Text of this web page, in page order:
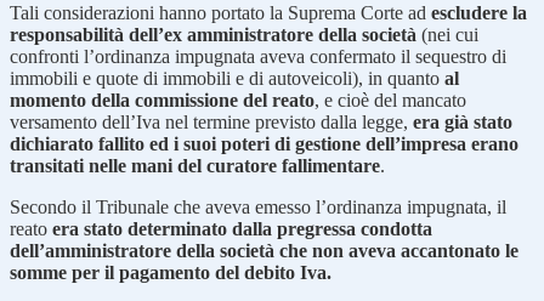
Tali considerazioni hanno portato la Suprema Corte ad escludere la
responsabilità dell’ex amministratore della società (nei cui
confronti l’ordinanza impugnata aveva confermato il sequestro di
immobili e quote di immobili e di autoveicoli), in quanto al
momento della commissione del reato, e cioè del mancato
versamento dell’Iva nel termine previsto dalla legge, era già stato
dichiarato fallito ed i suoi poteri di gestione dell’impresa erano
transitati nelle mani del curatore fallimentare.
Secondo il Tribunale che aveva emesso l’ordinanza impugnata, il
reato era stato determinato dalla pregressa condotta
dell’amministratore della società che non aveva accantonato le
somme per il pagamento del debito Iva.